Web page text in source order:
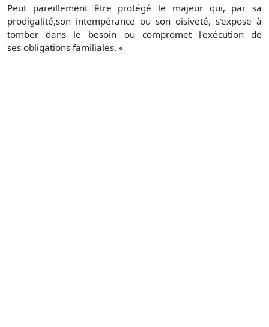
Peut pareillement être protégé le majeur qui, par sa
prodigalité,son intempérance ou son oisiveté, s'expose à
tomber dans le besoin ou compromet l'exécution de
ses obligations familiales. «